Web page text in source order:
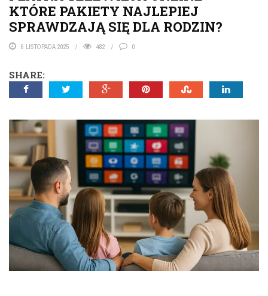
KTÓRE PAKIETY NAJLEPIEJ
SPRAWDZAJĄ SIĘ DLA RODZIN?
6 LISTOPADA 2025 482 0
SHARE: